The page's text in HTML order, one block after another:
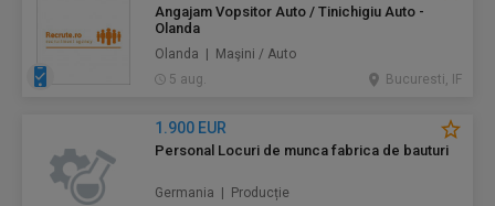
Angajam Vopsitor Auto / Tinichigiu Auto -
Olanda
Olanda | Maşini / Auto
5 aug.
Bucuresti, IF
1.900 EUR
Personal Locuri de munca fabrica de bauturi
Germania | Producție